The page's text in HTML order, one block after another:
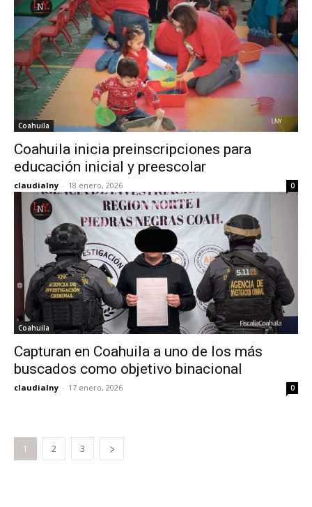
Coahuila
Coahuila inicia preinscripciones para
educación inicial y preescolar
claudialny - 18 enero, 2026 0
Coahuila
Capturan en Coahuila a uno de los más
buscados como objetivo binacional
claudialny - 17 enero, 2026 0
1 2 3